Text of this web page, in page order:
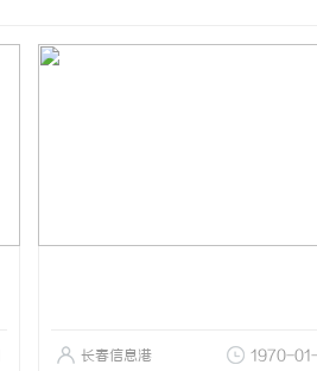
长春信息港 1970-